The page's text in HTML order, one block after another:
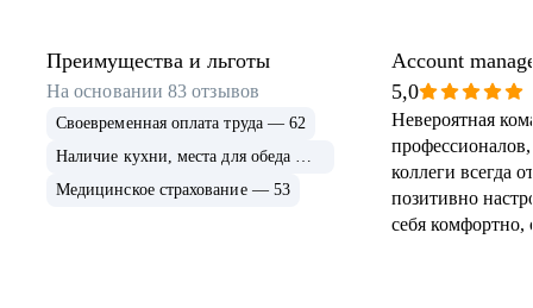
Преимущества и льготы
На основании83 отзывов
Своевременная оплата труда — 62
Наличие кухни, места для обеда — 55
Медицинское страхование — 53
Account
5,0
Невероятная
коллеги всегда
позитивно
себя комфортно,